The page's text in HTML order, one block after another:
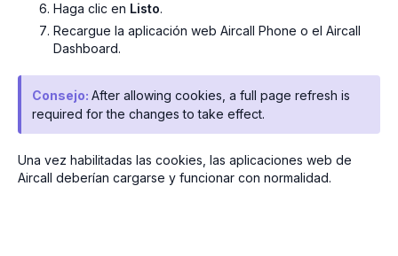
Haga clic en Listo.
Recargue la aplicación web Aircall Phone o el Aircall
Dashboard.
Consejo: After allowing cookies, a full page refresh is
required for the changes to take effect.
Una vez habilitadas las cookies, las aplicaciones web de
Aircall deberían cargarse y funcionar con normalidad.